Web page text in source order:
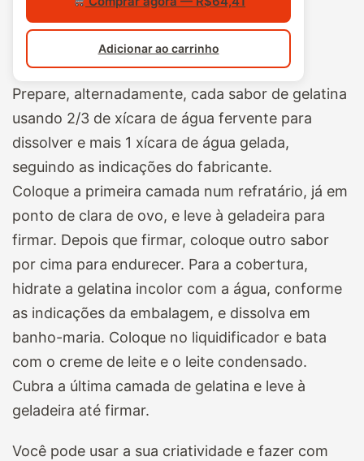
Adicionar ao carrinho
Prepare, alternadamente, cada sabor de gelatina
usando 2/3 de xícara de água fervente para
dissolver e mais 1 xícara de água gelada,
seguindo as indicações do fabricante.
Coloque a primeira camada num refratário, já em
ponto de clara de ovo, e leve à geladeira para
firmar. Depois que firmar, coloque outro sabor
por cima para endurecer. Para a cobertura,
hidrate a gelatina incolor com a água, conforme
as indicações da embalagem, e dissolva em
banho-maria. Coloque no liquidificador e bata
com o creme de leite e o leite condensado.
Cubra a última camada de gelatina e leve à
geladeira até firmar.
Você pode usar a sua criatividade e fazer com